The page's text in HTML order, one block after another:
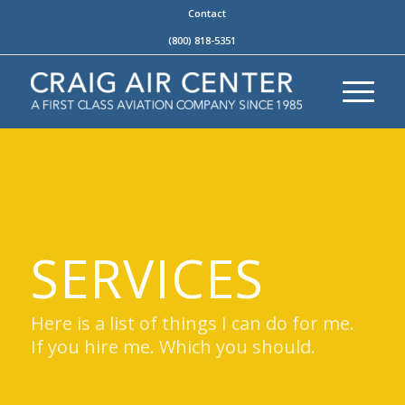
Contact
(800) 818-5351
SERVICES
Here is a list of things I can do for me.
If you hire me. Which you should.